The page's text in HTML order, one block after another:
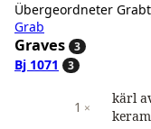
Übergeordneter
Grab
Graves 3
Bj 1071 3
1
kärl